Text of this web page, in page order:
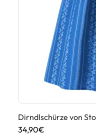
Dirndlschürze von
34,90€